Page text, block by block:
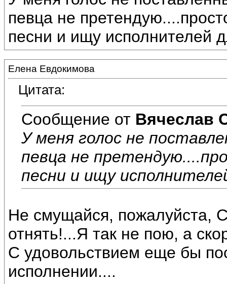
певца не
песни и ищу исполнителей
Елена Евдокимова
Цитата:
Сообщение от Вячеслав
У меня голос не
певца не
песни и ищу
Не смущайся, пожалуйста,
отнять!...Я так не пою, а
С удовольствием еще бы
исполнении....